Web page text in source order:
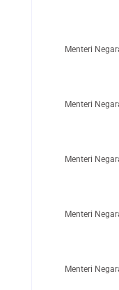
Menteri
Menteri
Menteri
Menteri
Menteri